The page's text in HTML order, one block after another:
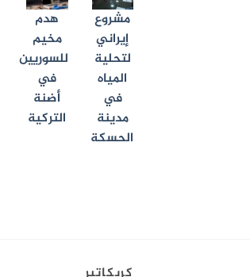
مشروع
إيراني
لتحلية
المياه
في
مدينة
الحسكة
هدم
مخيم
للسوريين
في
أضنة
التركية